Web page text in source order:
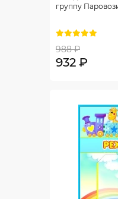
группу
988 ₽
932 ₽